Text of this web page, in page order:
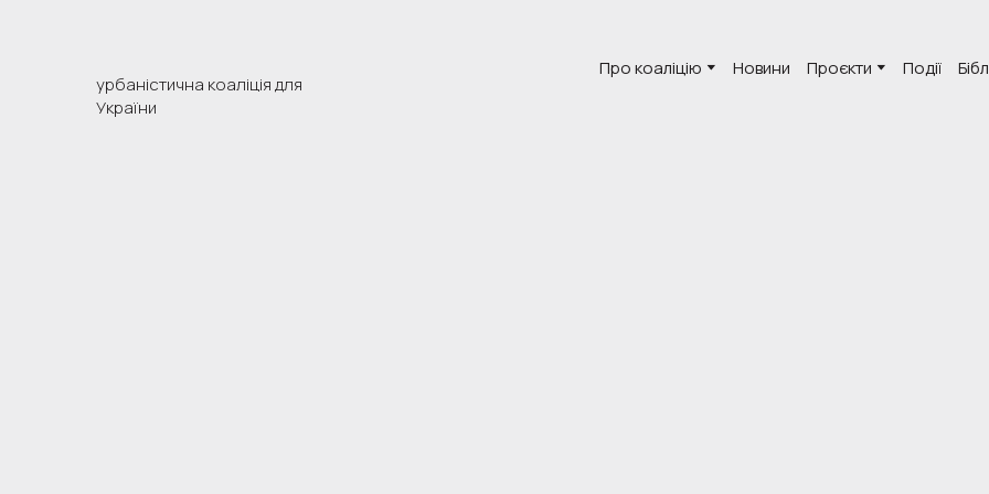
урбаністична коаліція для
України
Про коаліцію Новини Проєкти Події